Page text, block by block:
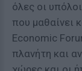
όλες οι
που μαθαίνει
Economic
πλανήτη και